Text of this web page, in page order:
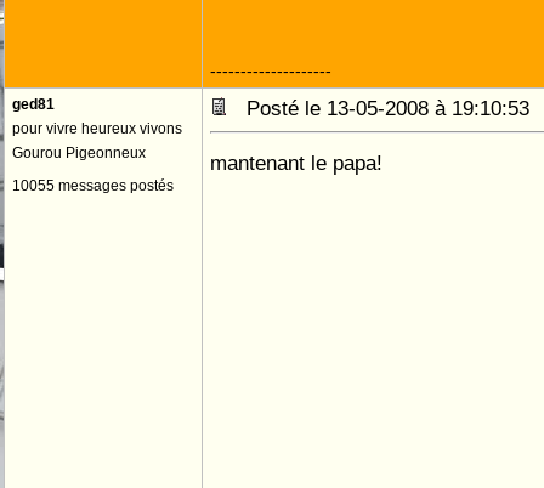
--------------------
ged81
pour vivre heureux vivons
Gourou Pigeonneux
10055 messages postés
Posté le 13-05-2008 à
mantenant le papa!